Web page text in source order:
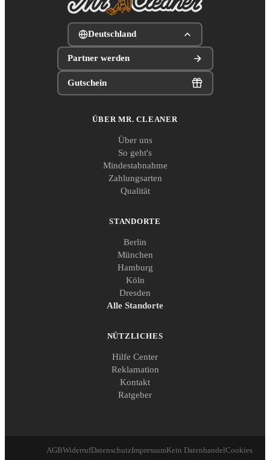
Deutschland
Partner werden
Gutschein
ÜBER MR. CLEANER
Über uns
So geht's
Mindestabnahme
Zahlungsarten
Qualität
STANDORTE
Berlin
München
Hamburg
Köln
Dresden
Alle Standorte
NÜTZLICHES
Hilfe Center
Reklamation
Kontakt
Ratgeber
AGBWiderrufDatenschutzImpressumKein DatenhandelCookies